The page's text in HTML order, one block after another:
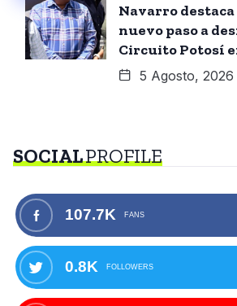
Navarro
nuevo paso a
Circuito Potosí
5 Agosto, 2026
SOCIALPROFILE
107.7K FANS
0.8K FOLLOWERS